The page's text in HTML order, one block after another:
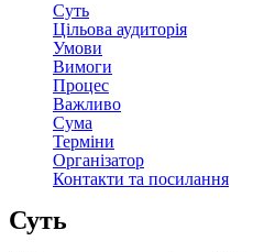
Суть
Цільова аудиторія
Умови
Вимоги
Процес
Важливо
Сума
Терміни
Організатор
Контакти та посилання
Суть